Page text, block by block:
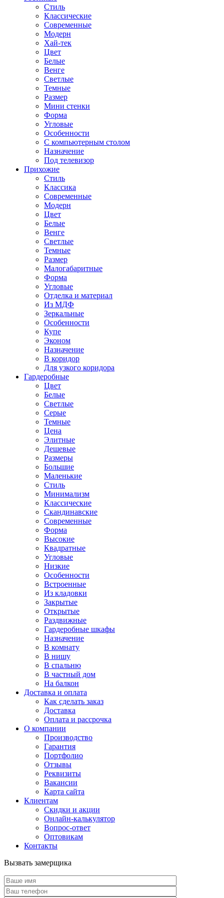
Стиль
Классические
Современные
Модерн
Хай-тек
Цвет
Белые
Венге
Светлые
Темные
Размер
Мини стенки
Форма
Угловые
Особенности
С компьютерным столом
Назначение
Под телевизор
Прихожие
Стиль
Классика
Современные
Модерн
Цвет
Белые
Венге
Светлые
Темные
Размер
Малогабаритные
Форма
Угловые
Отделка и материал
Из МДФ
Зеркальные
Особенности
Купе
Эконом
Назначение
В коридор
Для узкого коридора
Гардеробные
Цвет
Белые
Светлые
Серые
Темные
Цена
Элитные
Дешевые
Размеры
Большие
Маленькие
Стиль
Минимализм
Классические
Скандинавские
Современные
Форма
Высокие
Квадратные
Угловые
Низкие
Особенности
Встроенные
Из кладовки
Закрытые
Открытые
Раздвижные
Гардеробные шкафы
Назначение
В комнату
В нишу
В спальню
В частный дом
На балкон
Доставка и оплата
Как сделать заказ
Доставка
Оплата и рассрочка
О компании
Производство
Гарантия
Портфолио
Отзывы
Реквизиты
Вакансии
Карта сайта
Клиентам
Скидки и акции
Онлайн-калькулятор
Вопрос-ответ
Оптовикам
Контакты
Вызвать замерщика